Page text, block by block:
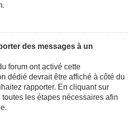
des messages à un
forum ont activé cette
dédié devrait être affiché à côté du
rapporter. En cliquant sur
les étapes nécessaires afin